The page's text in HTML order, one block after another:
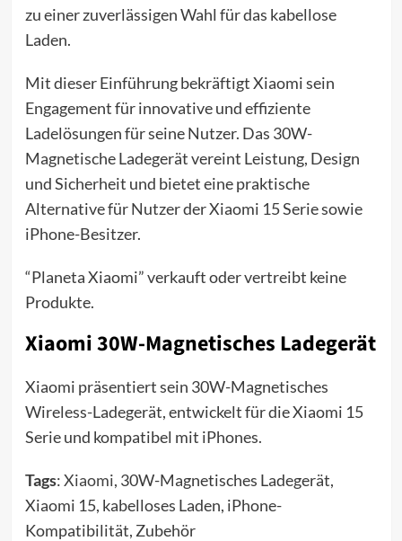
zu einer zuverlässigen Wahl für das kabellose
Laden.
Mit dieser Einführung bekräftigt Xiaomi sein
Engagement für innovative und effiziente
Ladelösungen für seine Nutzer. Das 30W-
Magnetische Ladegerät vereint Leistung, Design
und Sicherheit und bietet eine praktische
Alternative für Nutzer der Xiaomi 15 Serie sowie
iPhone-Besitzer.
“Planeta Xiaomi” verkauft oder vertreibt keine
Produkte.
Xiaomi 30W-Magnetisches Ladegerät
Xiaomi präsentiert sein 30W-Magnetisches
Wireless-Ladegerät, entwickelt für die Xiaomi 15
Serie und kompatibel mit iPhones.
Tags:Xiaomi, 30W-Magnetisches Ladegerät,
Xiaomi 15, kabelloses Laden, iPhone-
Kompatibilität, Zubehör